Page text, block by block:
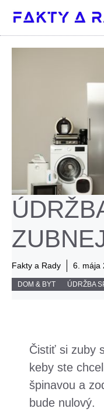
obsah
Fakty a Rady 6. mája
DOM & BYT ÚDRŽBA
Čistiť si zuby
keby ste
špinavou a
bude nulový.